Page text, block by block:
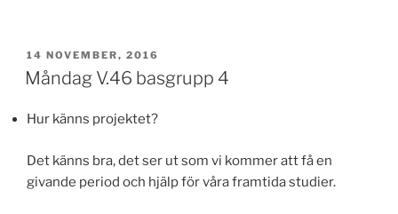
PUBLICERAT
14 NOVEMBER, 2016
Måndag V.46 basgrupp 4
Hur känns projektet?
Det känns bra, det ser ut som vi kommer att få en
givande period och hjälp för våra framtida studier.